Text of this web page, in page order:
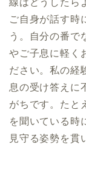
ご自身が話す時
う。自分の番で
やご子息に軽く
ださい。私の経
息の受け答えに
がちです。たと
を聞いている時
見守る姿勢を貫